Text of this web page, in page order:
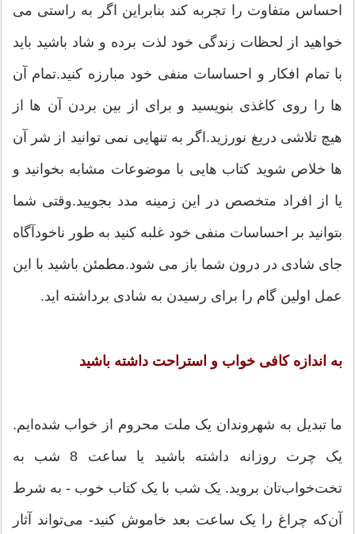
احساس متفاوت را تجربه کند بنابراین اگر به راستی می
خواهید از لحظات زندگی خود لذت برده و شاد باشید باید
با تمام افکار و احساسات منفی خود مبارزه کنید.تمام آن
ها را روی کاغذی بنویسید و برای از بین بردن آن ها از
هیچ تلاشی دریغ نورزید.اگر به تنهایی نمی توانید از شر آن
ها خلاص شوید کتاب هایی با موضوعات مشابه بخوانید و
یا از افراد متخصص در این زمینه مدد بجویید.وقتی شما
بتوانید بر احساسات منفی خود غلبه کنید به طور ناخودآگاه
جای شادی در درون شما باز می شود.مطمئن باشید با این
عمل اولین گام را برای رسیدن به شادی برداشته اید.
به اندازه كافی خواب و استراحت داشته باشید
ما تبدیل به شهروندان یک ملت محروم از خواب شده‌ایم.
یک چرت روزانه داشته باشید یا ساعت 8 شب به
تخت‌خواب‌تان بروید. یک شب با یک کتاب خوب - به شرط
آن‌که چراغ را یک ساعت بعد خاموش کنید- می‌تواند آثار